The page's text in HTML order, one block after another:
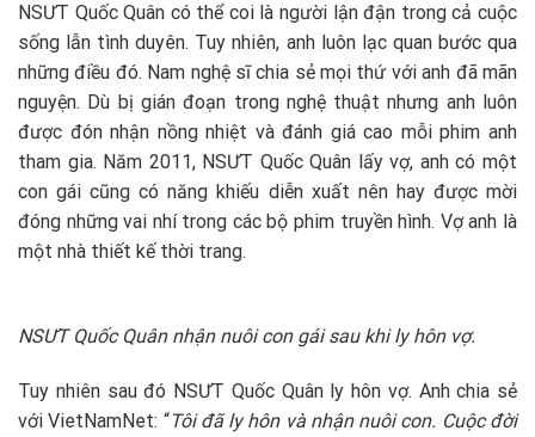
NSƯT Quốc Quân có thể coi là người lận đận trong cả cuộc
sống lẫn tình duyên. Tuy nhiên, anh luôn lạc quan bước qua
những điều đó. Nam nghệ sĩ chia sẻ mọi thứ với anh đã mãn
nguyện. Dù bị gián đoạn trong nghệ thuật nhưng anh luôn
được đón nhận nồng nhiệt và đánh giá cao mỗi phim anh
tham gia. Năm 2011, NSƯT Quốc Quân lấy vợ, anh có một
con gái cũng có năng khiếu diễn xuất nên hay được mời
đóng những vai nhí trong các bộ phim truyền hình. Vợ anh là
một nhà thiết kế thời trang.
NSƯT Quốc Quân nhận nuôi con gái sau khi ly hôn vợ.
Tuy nhiên sau đó NSƯT Quốc Quân ly hôn vợ. Anh chia sẻ
với VietNamNet: “Tôi đã ly hôn và nhận nuôi con. Cuộc đời